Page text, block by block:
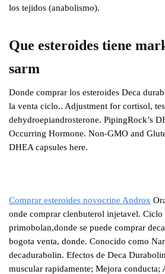
los tejidos (anabolismo).
Que esteroides tiene
sarm
Donde comprar los esteroides Deca
la venta ciclo.. Adjustment for cortisol,
dehydroepiandrosterone. PipingRock’s
Occurring Hormone. Non-GMO and
DHEA capsules here.
Comprar esteroides novocrine Androx
onde comprar clenbuterol injetavel.
primobolan,donde se puede comprar
bogota venta, donde. Conocido como
decadurabolin. Efectos de Deca
muscular rapidamente; Mejora conducta;